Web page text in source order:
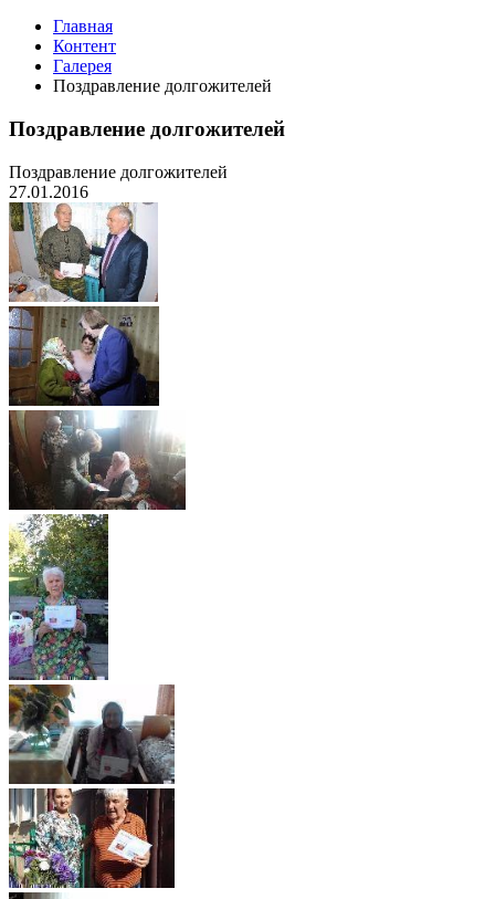
Главная
Контент
Галерея
Поздравление долгожителей
Поздравление долгожителей
Поздравление долгожителей
27.01.2016